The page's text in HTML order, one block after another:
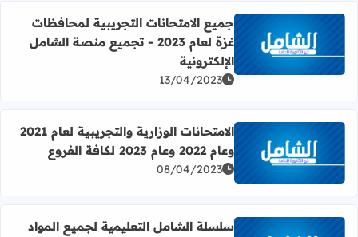
اقرأ المزيد عن جميع الامتحانات التجريبية لمحافظات غزة لعام 2023 - تجميع منصة الشامل
جميع الامتحانات التجريبية لمحافظات
غزة لعام 2023 - تجميع منصة الشامل
الإلكترونية
13/04/2023
اقرأ المزيد عن الامتحانات الوزارية والتجريبية لعام 2021 وعام 2022 وعام 2023 لكافة الفروع
الامتحانات الوزارية والتجريبية لعام 2021
وعام 2022 وعام 2023 لكافة الفروع
08/04/2023
سلسلة الشامل التعليمية لجميع المواد